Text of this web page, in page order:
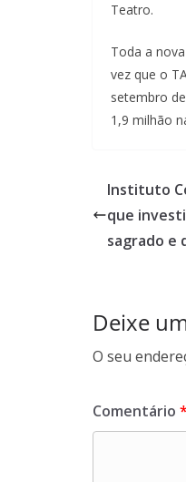
Teatro.
Toda a
vez que o
setembro
1,9 milhão
Instituto
que
sagrado e
Deixe
O seu
Comentário *